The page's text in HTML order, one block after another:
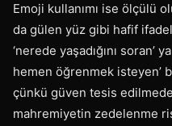
Emoji kullanımı ise ölçülü
da gülen yüz gibi hafif
‘nerede yaşadığını soran’
hemen öğrenmek isteyen’
çünkü güven tesis
mahremiyetin zedelenme